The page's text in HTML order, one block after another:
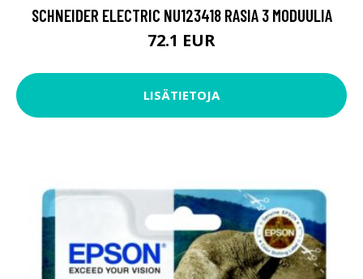
SCHNEIDER ELECTRIC NU123418 RASIA 3 MODUULIA
72.1 EUR
LISÄTIETOJA